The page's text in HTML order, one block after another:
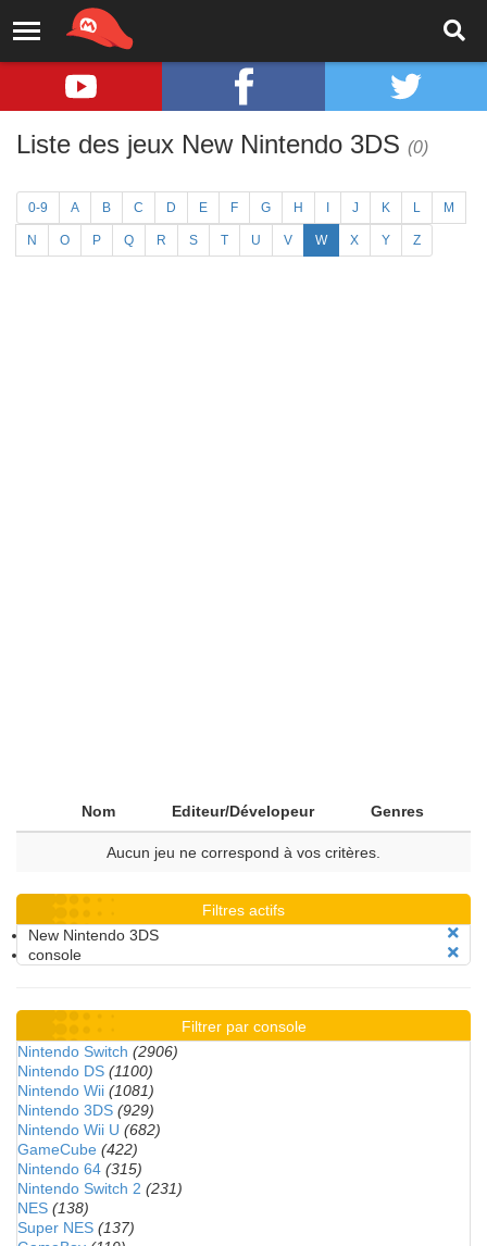
Liste des jeux New Nintendo 3DS (0)
0-9 A B C D E F G H J K L M
N O P Q R S T U V W X Y Z
Nom Editeur/Dévelopeur Genres
Aucun jeu ne correspond à vos critères.
Filtres actifs
New Nintendo 3DS
console
Filtrer par console
Nintendo Switch (2906)
Nintendo DS (1100)
Nintendo Wii (1081)
Nintendo 3DS (929)
Nintendo Wii U (682)
GameCube (422)
Nintendo 64 (315)
Nintendo Switch 2 (231)
NES (138)
Super NES (137)